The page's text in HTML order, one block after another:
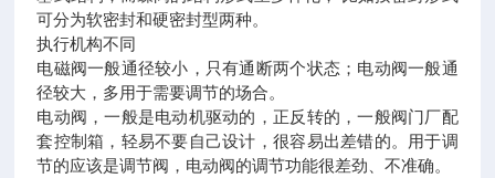
可分为软密封和硬密封型两种。
执行机构不同
电磁阀一般通径较小，只有通断两个状态；电动阀一般通
径较大，多用于需要调节的场合。
电动阀，一般是电动机驱动的，正反转的，一般阀门厂配
套控制箱，轻易不要自己设计，很容易出差错的。用于调
节的应该是调节阀，电动阀的调节功能很差劲、不准确。